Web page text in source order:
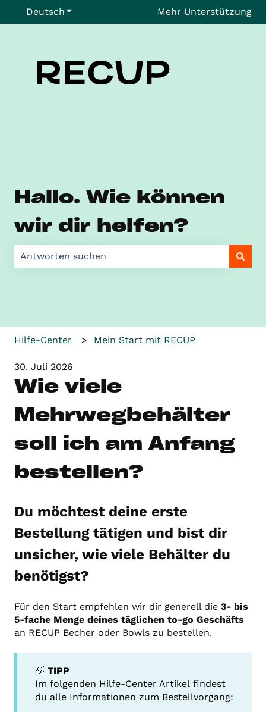
Deutsch Untermenü für Übersetzungen anzeigen
Mehr Unterstützung
Hallo. Wie können
wir dir helfen?
Hilfe-Center Mein Start mit RECUP
30. Juli 2026
Wie viele
Mehrwegbehälter
soll ich am Anfang
bestellen?
Du möchtest deine erste
Bestellung tätigen und bist dir
unsicher, wie viele Behälter du
benötigst?
Für den Start empfehlen wir dir generell die 3- bis
5-fache Menge deines täglichen to-go Geschäfts
an RECUP Becher oder Bowls zu bestellen.
💡 TIPP
Im folgenden Hilfe-Center Artikel findest
du alle Informationen zum Bestellvorgang: